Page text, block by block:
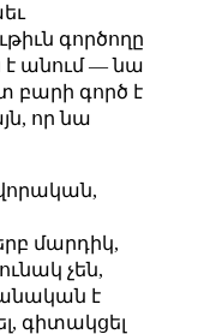
գործողը
է անում — նա
բարի գործ է
որ նա
մարդիկ,
չեն,
է
գիտակցել